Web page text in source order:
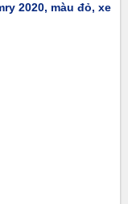
2020, màu đỏ, xe